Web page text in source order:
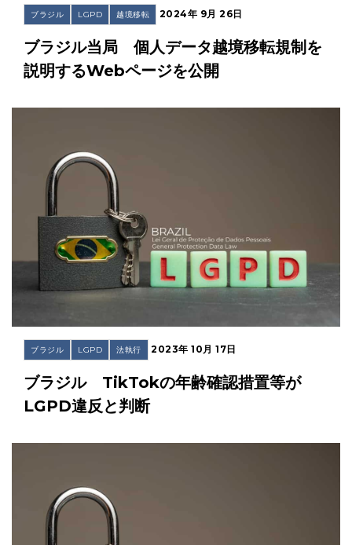
ブラジル LGPD 越境移転 2024年 9月 26日
ブラジル当局 個人データ越境移転規制を
説明するWebページを公開
ブラジル LGPD 法執行 2023年 10月 17日
ブラジル TikTokの年齢確認措置等が
LGPD違反と判断